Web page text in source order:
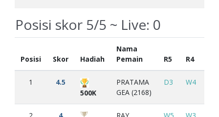
Posisi skor 5/5 ~ Live: 0
Posisi Skor Hadiah
Nama
Pemain
R5 R4
1
4.5
500K
PRATAMA
GEA (2168)
D3 W4